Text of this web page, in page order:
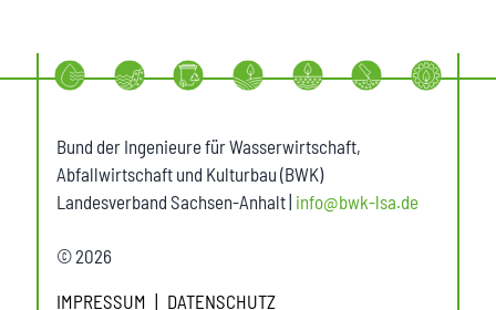
Bund der Ingenieure für Wasserwirtschaft,
Abfallwirtschaft und Kulturbau (BWK)
Landesverband Sachsen-Anhalt | info@bwk-lsa.de
© 2026
IMPRESSUM DATENSCHUTZ